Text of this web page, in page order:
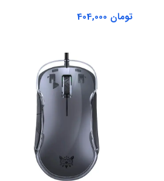
تومان